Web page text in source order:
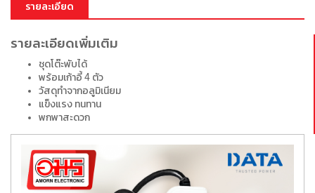
รายละเอียด
รายละเอียดเพิ่มเติม
ชุดโต๊ะพับได้
พร้อมเก้าอี้ 4 ตัว
วัสดุทำจากอลูมิเนียม
แข็งแรง ทนทาน
พกพาสะดวก